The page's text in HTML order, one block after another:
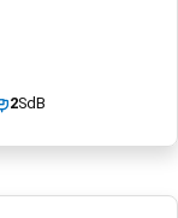
2SdB